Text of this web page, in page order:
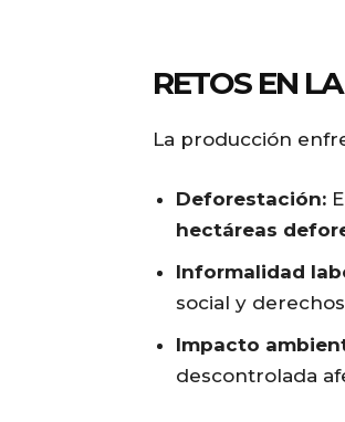
RETOS EN
La producción
Deforestación:
hectáreas
Informalidad
social y
Impacto
descontrolada